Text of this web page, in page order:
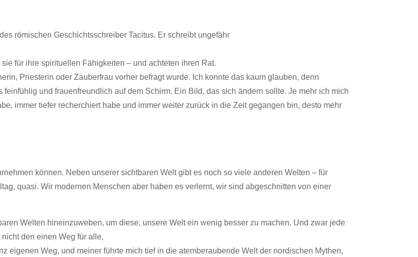
römischen Geschichtsschreiber Tacitus. Er schreibt ungefähr
für ihre spirituellen Fähigkeiten – und achteten ihren Rat.
Priesterin oder Zauberfrau vorher befragt wurde. Ich konnte das kaum glauben, denn
und frauenfreundlich auf dem Schirm. Ein Bild, das sich ändern sollte. Je mehr ich mich
immer tiefer recherchiert habe und immer weiter zurück in die Zeit gegangen bin, desto mehr
können. Neben unserer sichtbaren Welt gibt es noch so viele anderen Welten – für
quasi. Wir modernen Menschen aber haben es verlernt, wir sind abgeschnitten von einer
Welten hineinzuweben, um diese, unsere Welt ein wenig besser zu machen. Und zwar jede
den einen Weg für alle,
eigenen Weg, und meiner führte mich tief in die atemberaubende Welt der nordischen Mythen,